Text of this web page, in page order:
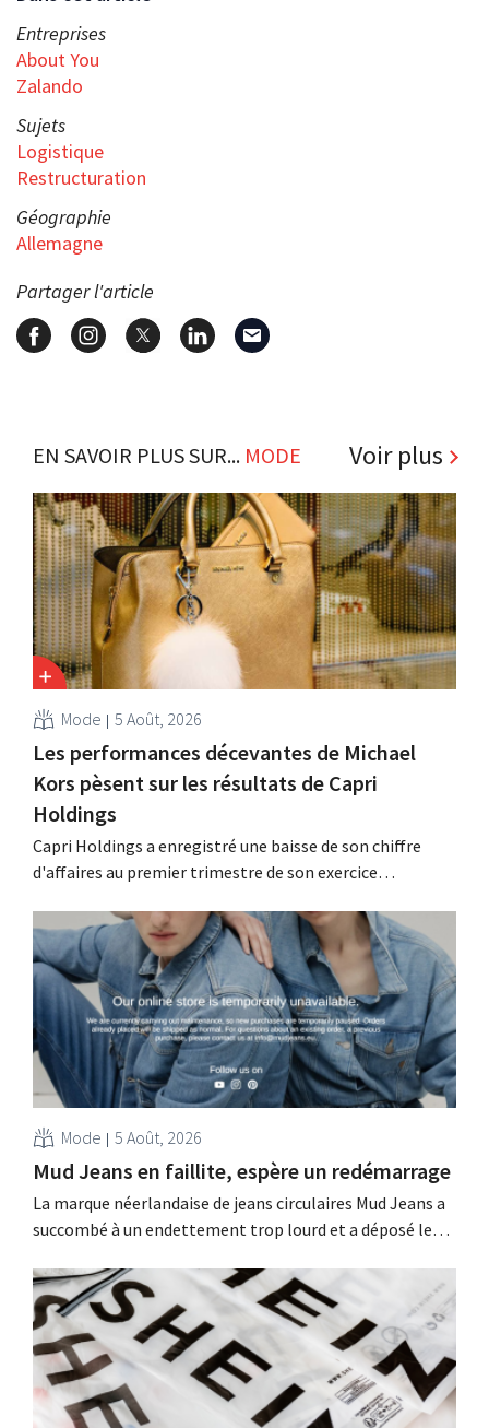
Entreprises
About You
Zalando
Sujets
Logistique
Restructuration
Géographie
Allemagne
Partager l'article
EN SAVOIR PLUS SUR... MODE Voir plus
Mode 5 Août, 2026
Les performances décevantes de Michael
Kors pèsent sur les résultats de Capri
Holdings
Capri Holdings a enregistré une baisse de son chiffre
d'affaires au premier trimestre de son exercice
performances décevantes de Michael Kors, malgré les
bons résultats de Jimmy Choo.
Mode 5 Août, 2026
Mud Jeans en faillite, espère un redémarrage
La marque néerlandaise de jeans circulaires Mud Jeans a
succombé à un endettement trop lourd et a déposé le
l'histoire ne s'arrête pas là.